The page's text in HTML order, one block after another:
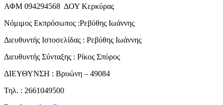
ΑΦΜ 094294568 ΔΟΥ Κερκύρας
Νόμιμος Εκπρόσωπος :Ρεβύθης Ιωάννης
Διευθυντής Ιστοσελίδας : Ρεβύθης Ιωάννης
Διευθυντής Σύνταξης : Ρίκος Σπύρος
ΔΙΕΥΘΥΝΣΗ : Βρυώνη – 49084
Τηλ. : 2661049500